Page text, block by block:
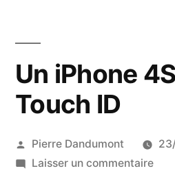
Un iPhone
Touch ID
Publié
par
Pierre Dandumont
Laisser un commentairesur